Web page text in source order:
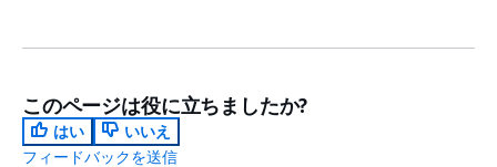
このページは役に立ちましたか?
はい
いいえ
フィードバックを送信